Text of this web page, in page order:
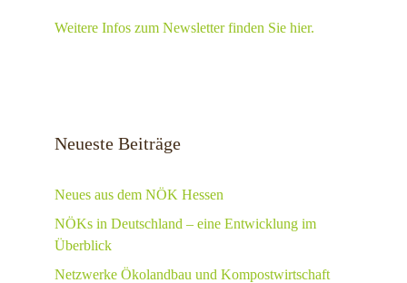
Weitere Infos zum Newsletter finden Sie hier.
Neueste Beiträge
Neues aus dem NÖK Hessen
NÖKs in Deutschland – eine Entwicklung im
Überblick
Netzwerke Ökolandbau und Kompostwirtschaft